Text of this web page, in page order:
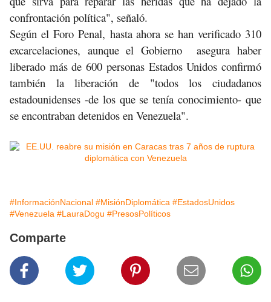
confrontación política", señaló.
Según el Foro Penal, hasta ahora se han verificado 310
excarcelaciones, aunque el Gobierno asegura haber
liberado más de 600 personas Estados Unidos confirmó
también la liberación de "todos los ciudadanos
estadounidenses -de los que se tenía conocimiento- que
se encontraban detenidos en Venezuela".
#InformaciónNacional #MisiónDiplomática #EstadosUnidos
#Venezuela #LauraDogu #PresosPolíticos
Comparte